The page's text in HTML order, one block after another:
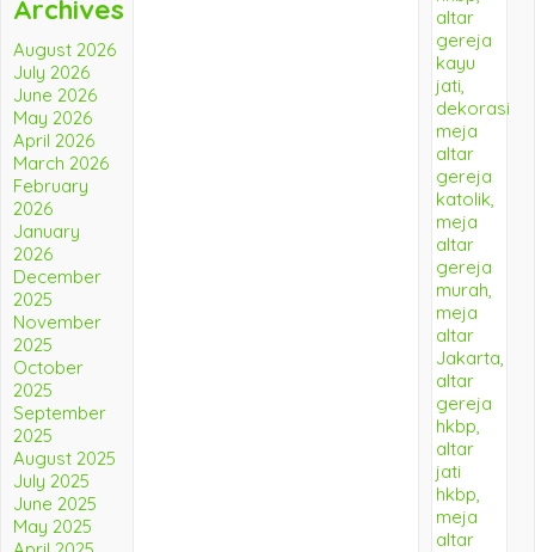
Archives
August 2026
July 2026
June 2026
May 2026
April 2026
March 2026
February
2026
January
2026
December
2025
November
2025
October
2025
September
2025
August 2025
July 2025
June 2025
May 2025